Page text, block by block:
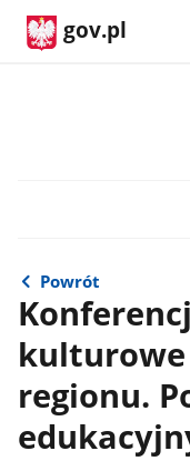
gov.pl
Powrót
regionu.